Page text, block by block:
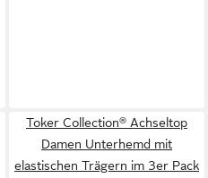
Toker Collection® Achseltop
Damen Unterhemd mit
elastischen Trägern im 3er Pack